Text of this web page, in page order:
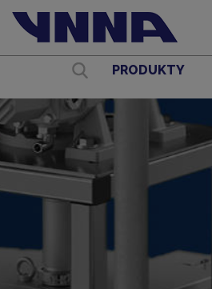
PRODUKTY